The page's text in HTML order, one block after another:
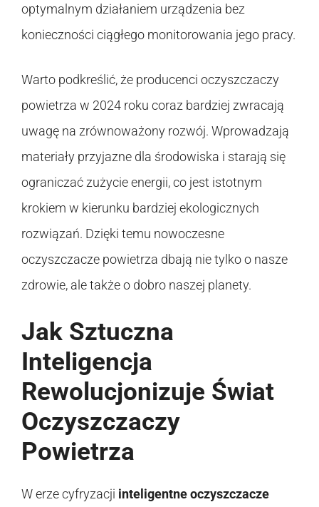
optymalnym działaniem urządzenia bez
konieczności ciągłego monitorowania jego pracy.
Warto podkreślić, że producenci oczyszczaczy
powietrza w 2024 roku coraz bardziej zwracają
uwagę na zrównoważony rozwój. Wprowadzają
materiały przyjazne dla środowiska i starają się
ograniczać zużycie energii, co jest istotnym
krokiem w kierunku bardziej ekologicznych
rozwiązań. Dzięki temu nowoczesne
oczyszczacze powietrza dbają nie tylko o nasze
zdrowie, ale także o dobro naszej planety.
Jak Sztuczna
Inteligencja
Rewolucjonizuje Świat
Oczyszczaczy
Powietrza
W erze cyfryzacji inteligentne oczyszczacze